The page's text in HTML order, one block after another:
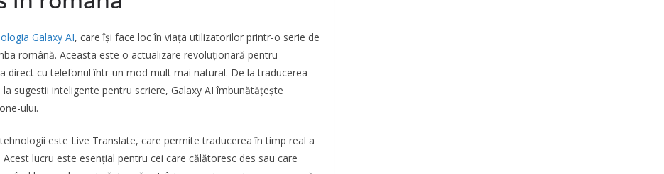
Galaxy AI, care își face loc în viața utilizatorilor printr-o serie de
română. Aceasta este o actualizare revoluționară pentru
direct cu telefonul într-un mod mult mai natural. De la traducerea
sugestii inteligente pentru scriere, Galaxy AI îmbunătățește
ului.
este Live Translate, care permite traducerea în timp real a
lucru este esențial pentru cei care călătoresc des sau care